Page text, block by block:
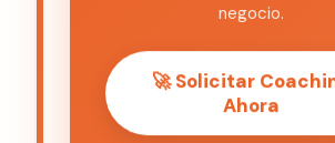
negocio.
🚀 Solicitar
Ahora